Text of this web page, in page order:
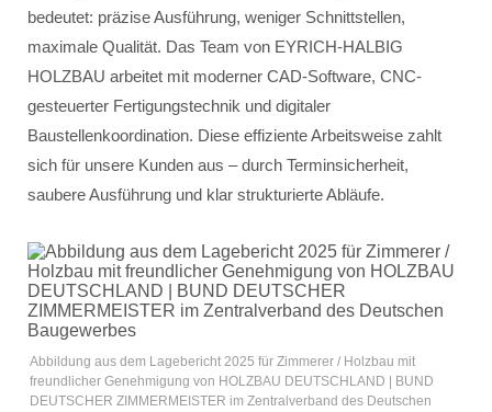
bedeutet: präzise Ausführung, weniger Schnittstellen,
maximale Qualität. Das Team von EYRICH-HALBIG
HOLZBAU arbeitet mit moderner CAD-Software, CNC-
gesteuerter Fertigungstechnik und digitaler
Baustellenkoordination. Diese effiziente Arbeitsweise zahlt
sich für unsere Kunden aus – durch Terminsicherheit,
saubere Ausführung und klar strukturierte Abläufe.
Abbildung aus dem Lagebericht 2025 für Zimmerer / Holzbau mit
freundlicher Genehmigung von HOLZBAU DEUTSCHLAND | BUND
DEUTSCHER ZIMMERMEISTER im Zentralverband des Deutschen